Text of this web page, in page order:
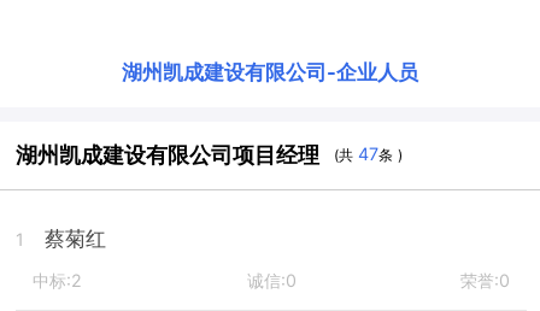
湖州凯成建设有限公司 -企业人员
湖州凯成建设有限公司项目经理 (共47条 )
1 蔡菊红
中标:2 诚信:0 荣誉:0